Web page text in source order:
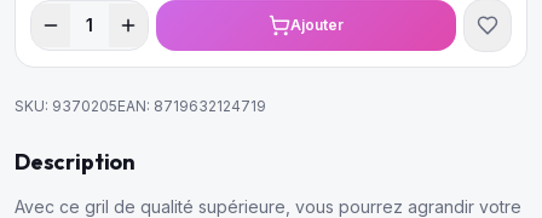
1 Ajouter
SKU: 9370205EAN: 8719632124719
Description
Avec ce gril de qualité supérieure, vous pourrez agrandir votre